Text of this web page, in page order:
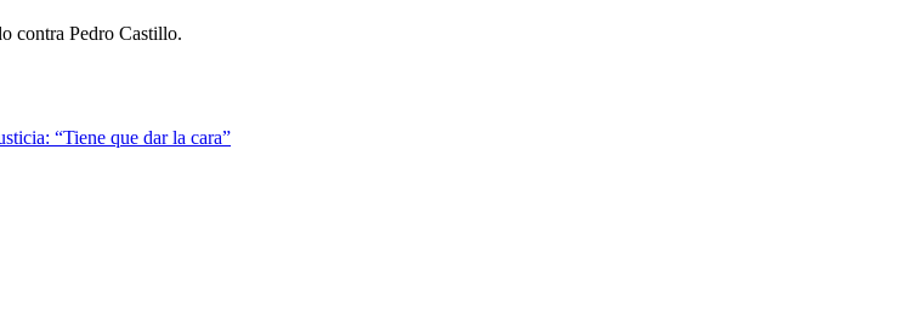
contra Pedro Castillo.